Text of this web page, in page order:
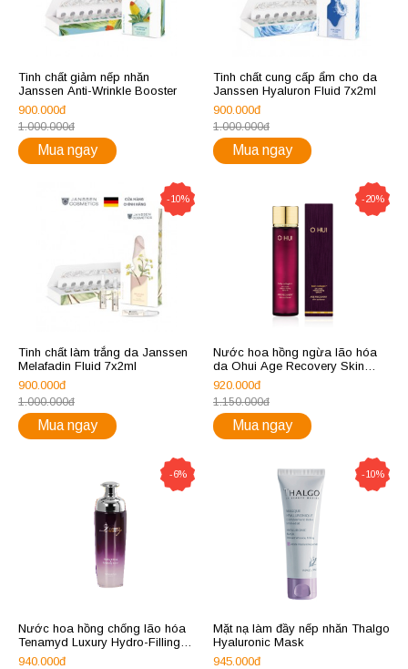
Tinh chất giảm nếp nhăn
Janssen Anti-Wrinkle Booster
900.000đ
1.000.000đ
Mua ngay
Tinh chất cung cấp ẩm cho da
Janssen Hyaluron Fluid 7x2ml
900.000đ
1.000.000đ
Mua ngay
-10%
Tinh chất làm trắng da Janssen
Melafadin Fluid 7x2ml
900.000đ
1.000.000đ
Mua ngay
-20%
Nước hoa hồng ngừa lão hóa
da Ohui Age Recovery Skin
Softener
920.000đ
1.150.000đ
Mua ngay
-6%
Nước hoa hồng chống lão hóa
Tenamyd Luxury Hydro-Filling &
Soothing Toner
940.000đ
-10%
Mặt nạ làm đầy nếp nhăn Thalgo
Hyaluronic Mask
945.000đ